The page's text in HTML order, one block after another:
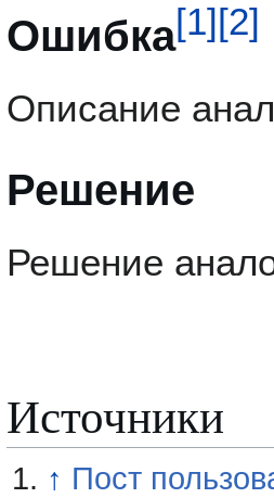
Ошибка[1][2]
Описание
Решение
Решение
Источники
↑ Пост